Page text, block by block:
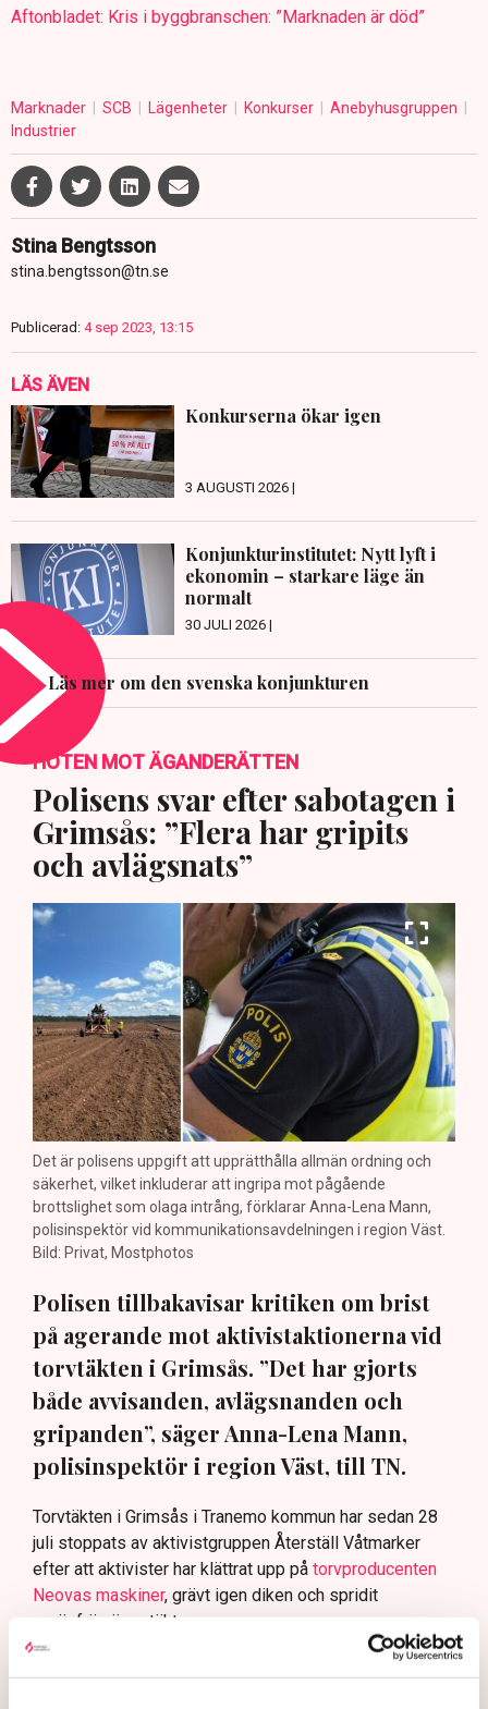
Aftonbladet: Kris i byggbranschen: ”Marknaden är död”
Marknader SCB Lägenheter Konkurser
Anebyhusgruppen
Industrier
Stina Bengtsson
stina.bengtsson@tn.se
Publicerad: 4 sep 2023, 13:15
LÄS ÄVEN
Konkurserna ökar igen
3 AUGUSTI 2026 |
Konjunkturinstitutet: Nytt lyft i
ekonomin – starkare läge än
normalt
30 JULI 2026 |
Läs mer om den svenska konjunkturen
HOTEN MOT ÄGANDERÄTTEN
Polisens svar efter sabotagen i
Grimsås: ”Flera har gripits
och avlägsnats”
Det är polisens uppgift att upprätthålla allmän ordning och
säkerhet, vilket inkluderar att ingripa mot pågående
brottslighet som olaga intrång, förklarar Anna-Lena Mann,
polisinspektör vid kommunikationsavdelningen i region Väst.
Bild: Privat, Mostphotos
Polisen tillbakavisar kritiken om brist
på agerande mot aktivistaktionerna vid
torvtäkten i Grimsås. ”Det har gjorts
både avvisanden, avlägsnanden och
gripanden”, säger Anna-Lena Mann,
polisinspektör i region Väst, till TN.
Torvtäkten i Grimsås i Tranemo kommun har sedan 28
juli stoppats av aktivistgruppen Återställ Våtmarker
efter att aktivister har klättrat upp på torvproducenten
Neovas maskiner, grävt igen diken och spridit
ogräsfrön över täkten.
Aktivisterna klättrar upp på